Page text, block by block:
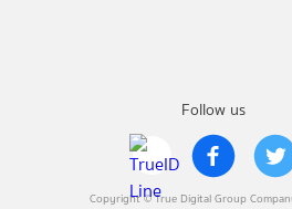
Follow us
Copyright © True Digital Group